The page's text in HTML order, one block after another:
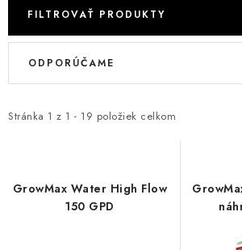
FILTROVAŤ PRODUKTY
V
i
r
Stránka 1 z 1 - 19 položiek celkom
R
e
e
ODPORÚČAME
GrowMax Water High Flow
150 GPD